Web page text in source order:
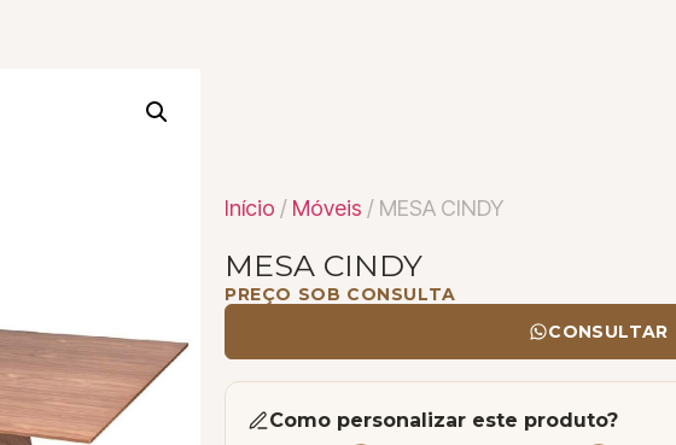
Início / Móveis / MESA CINDY
MESA CINDY
PREÇO SOB CONSULTA
CONSULTAR
Como personalizar este produto?